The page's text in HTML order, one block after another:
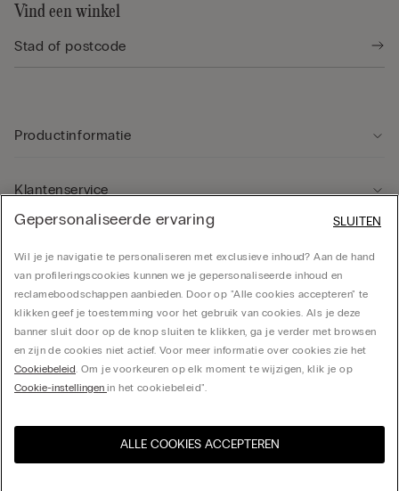
Selecteer maat
Vind een winkel
Productinformatie
Klantenservice
Bedrijf
CALZEDONIA Finanziaria S.A. Belgium Branch, Avenue Louise 283, box 24, 1050
United States
Gepersonaliseerde ervaring
Wil je je navigatie te personaliseren met exclusieve inhoud? Aan de hand
van profileringscookies kunnen we je gepersonaliseerde inhoud en
reclameboodschappen aanbieden. Door op "Alle cookies accepteren" te
klikken geef je toestemming voor het gebruik van cookies. Als je deze
banner sluit door op de knop sluiten te klikken, ga je verder met browsen
en zijn de cookies niet actief. Voor meer informatie over cookies zie het
Cookiebeleid. Om je voorkeuren op elk moment te wijzigen, klik je op
Cookie-instellingen in het cookiebeleid".
ALLE COOKIES ACCEPTEREN
SLUITEN